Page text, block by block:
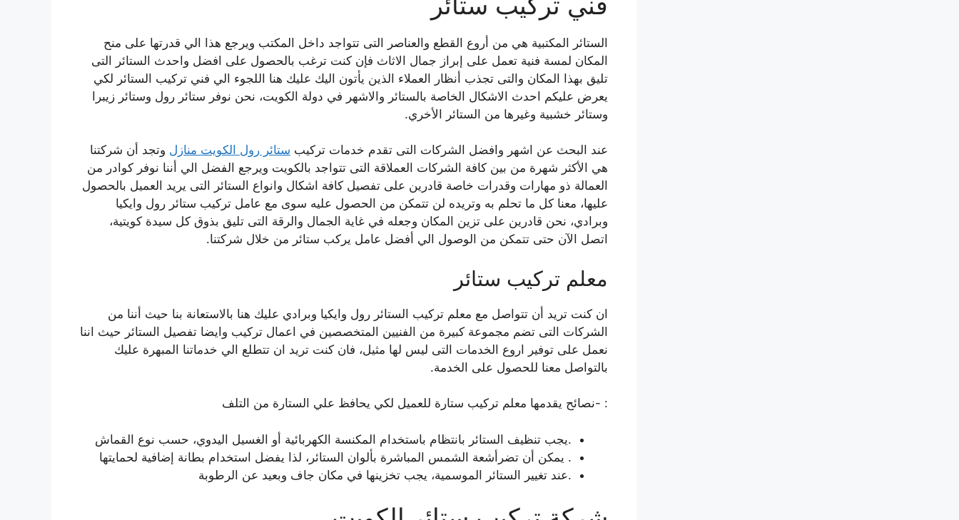
الستائر المكتبية هي من أروع القطع والعناصر التى تتواجد داخل المكتب ويرجع هذا الي قدرتها على منح
المكان لمسة فنية تعمل على إبراز جمال الاثاث فإن كنت ترغب بالحصول على افضل واحدث الستائر التى
تليق بهذا المكان والتى تجذب أنظار العملاء الذين يأتون اليك عليك هنا اللجوء الي فني تركيب الستائر لكي
يعرض عليكم احدث الاشكال الخاصة بالستائر والاشهر في دولة الكويت، نحن نوفر ستائر رول وستائر زيبرا
وستائر خشبية وغيرها من الستائر الأخري.
عند البحث عن اشهر وافضل الشركات التى تقدم خدمات تركيب ستائر رول الكويت منازل وتجد أن شركتنا
هي الأكثر شهرة من بين كافة الشركات العملاقة التى تتواجد بالكويت ويرجع الفضل الي أننا نوفر كوادر من
العمالة ذو مهارات وقدرات خاصة قادرين على تفصيل كافة اشكال وانواع الستائر التى يريد العميل بالحصول
عليها، معنا كل ما تحلم به وتريده لن تتمكن من الحصول عليه سوى مع عامل تركيب ستائر رول وايكيا
وبرادي، نحن قادرين على تزين المكان وجعله في غاية الجمال والرقة التى تليق بذوق كل سيدة كويتية،
اتصل الآن حتى تتمكن من الوصول الي أفضل عامل يركب ستائر من خلال شركتنا.
معلم تركيب ستائر
ان كنت تريد أن تتواصل مع معلم تركيب الستائر رول وايكيا وبرادي عليك هنا بالاستعانة بنا حيث أننا من
الشركات التى تضم مجموعة كبيرة من الفنيين المتخصصين في اعمال تركيب وايضا تفصيل الستائر حيث اننا
نعمل على توفير اروع الخدمات التى ليس لها مثيل، فان كنت تريد ان تتطلع الي خدماتنا المبهرة عليك
بالتواصل معنا للحصول على الخدمة.
: -نصائح يقدمها معلم تركيب ستارة للعميل لكي يحافظ علي الستارة من التلف
.يجب تنظيف الستائر بانتظام باستخدام المكنسة الكهربائية أو الغسيل اليدوي، حسب نوع القماش
. يمكن أن تضرأشعة الشمس المباشرة بألوان الستائر، لذا يفضل استخدام بطانة إضافية لحمايتها
.عند تغيير الستائر الموسمية، يجب تخزينها في مكان جاف وبعيد عن الرطوبة